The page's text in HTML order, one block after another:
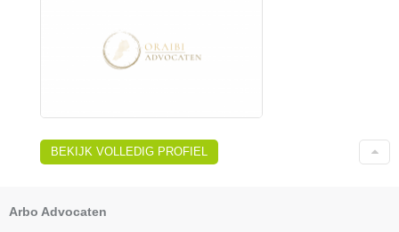
BEKIJK VOLLEDIG PROFIEL
Arbo Advocaten